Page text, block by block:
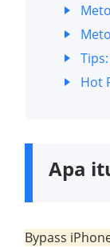
Hot
Apa
Bypass